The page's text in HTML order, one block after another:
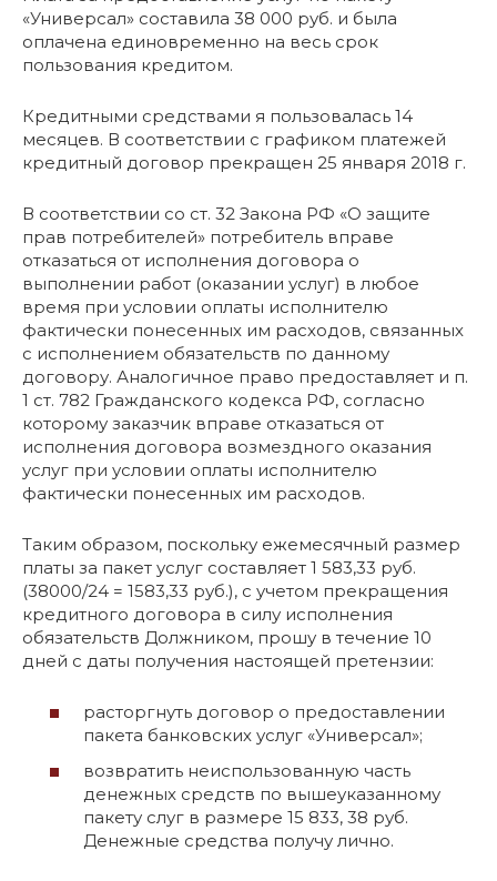
«Универсал» составила 38 000 руб. и была
оплачена единовременно на весь срок
пользования кредитом.
Кредитными средствами я пользовалась 14
месяцев. В соответствии с графиком платежей
кредитный договор прекращен 25 января 2018 г.
В соответствии со ст. 32 Закона РФ «О защите
прав потребителей» потребитель вправе
отказаться от исполнения договора о
выполнении работ (оказании услуг) в любое
время при условии оплаты исполнителю
фактически понесенных им расходов, связанных
с исполнением обязательств по данному
договору. Аналогичное право предоставляет и п.
1 ст. 782 Гражданского кодекса РФ, согласно
которому заказчик вправе отказаться от
исполнения договора возмездного оказания
услуг при условии оплаты исполнителю
фактически понесенных им расходов.
Таким образом, поскольку ежемесячный размер
платы за пакет услуг составляет 1 583,33 руб.
(38000/24 = 1583,33 руб.), с учетом прекращения
кредитного договора в силу исполнения
обязательств Должником, прошу в течение 10
дней с даты получения настоящей претензии:
расторгнуть договор о предоставлении
пакета банковских услуг «Универсал»;
возвратить неиспользованную часть
денежных средств по вышеуказанному
пакету слуг в размере 15 833, 38 руб.
Денежные средства получу лично.